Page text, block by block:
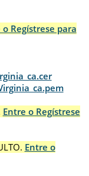
o Regístrese para
Entre o Regístrese
Entre o